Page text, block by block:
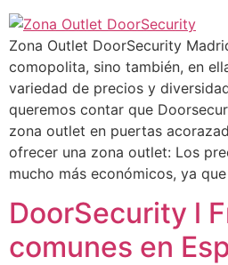
Zona Outlet DoorSecurity
comopolita, sino también, en
variedad de precios y
queremos contar que
zona outlet en puertas
ofrecer una zona outlet: Los
mucho más económicos, ya
DoorSecurity l
comunes en